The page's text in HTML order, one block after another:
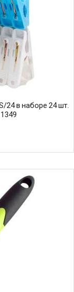
24 в наборе 24 шт.